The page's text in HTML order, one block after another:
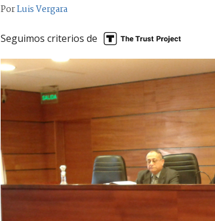
PorLuis Vergara
Seguimos criterios de